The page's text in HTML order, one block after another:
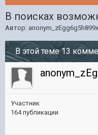
В поисках
Автор: anonym_zEgg6g5h899x
В этой теме 13
Участник
164 публикации